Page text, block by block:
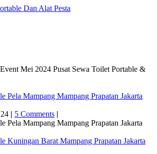
Dan Alat Pesta
Mei 2024 Pusat Sewa Toilet Portable &
Pela Mampang Mampang Prapatan Jakarta
| 5 Comments |
Pela Mampang Mampang Prapatan Jakarta
Kuningan Barat Mampang Prapatan Jakarta